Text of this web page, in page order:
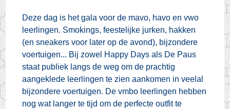
Deze dag is het gala voor de mavo, havo en vwo
leerlingen. Smokings, feestelijke jurken, hakken
(en sneakers voor later op de avond), bijzondere
voertuigen... Bij zowel Happy Days als De Paus
staat publiek langs de weg om de prachtig
aangeklede leerlingen te zien aankomen in veelal
bijzondere voertuigen. De vmbo leerlingen hebben
nog wat langer te tijd om de perfecte outfit te